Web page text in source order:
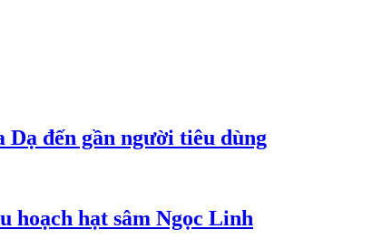
đến gần người tiêu dùng
hoạch hạt sâm Ngọc Linh